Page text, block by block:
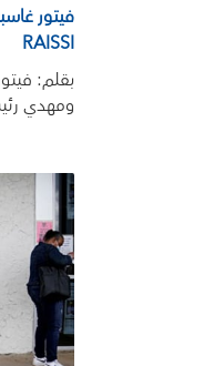
فيتور
RAISSI
بقلم:
ومهدي